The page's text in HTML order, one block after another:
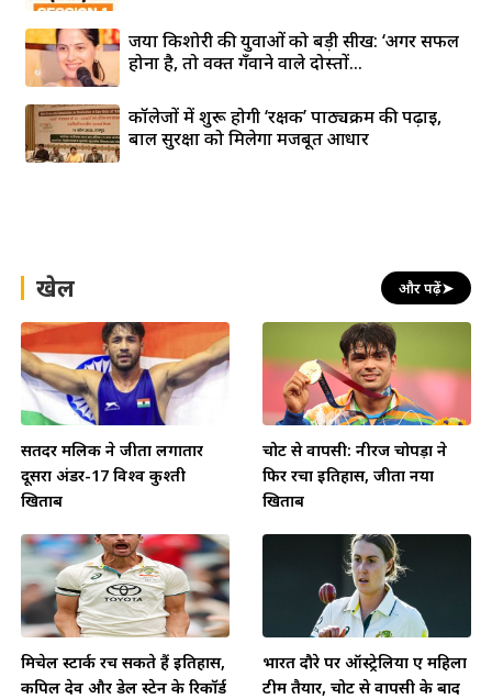
जया किशोरी की युवाओं को बड़ी सीख: ‘अगर सफल
होना है, तो वक्त गँवाने वाले दोस्तों...
कॉलेजों में शुरू होगी ‘रक्षक’ पाठ्यक्रम की पढ़ाई,
बाल सुरक्षा को मिलेगा मजबूत आधार
खेल और पढ़ें➤
सतिंदर मलिक ने जीता लगातार
दूसरा अंडर-17 विश्व कुश्ती
खिताब
चोट से वापसी: नीरज चोपड़ा ने
फिर रचा इतिहास, जीता नया
खिताब
मिचेल स्टार्क रच सकते हैं इतिहास,
कपिल देव और डेल स्टेन के रिकॉर्ड
भारत दौरे पर ऑस्ट्रेलिया ए महिला
टीम तैयार, चोट से वापसी के बाद